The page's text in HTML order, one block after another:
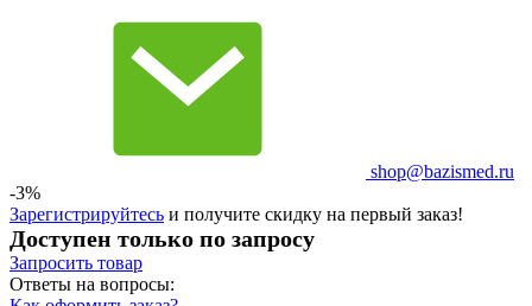
shop@bazismed.ru
-3%
Зарегистрируйтесь и получите скидку на первый заказ!
Доступен только по запросу
Запросить товар
Ответы на вопросы: